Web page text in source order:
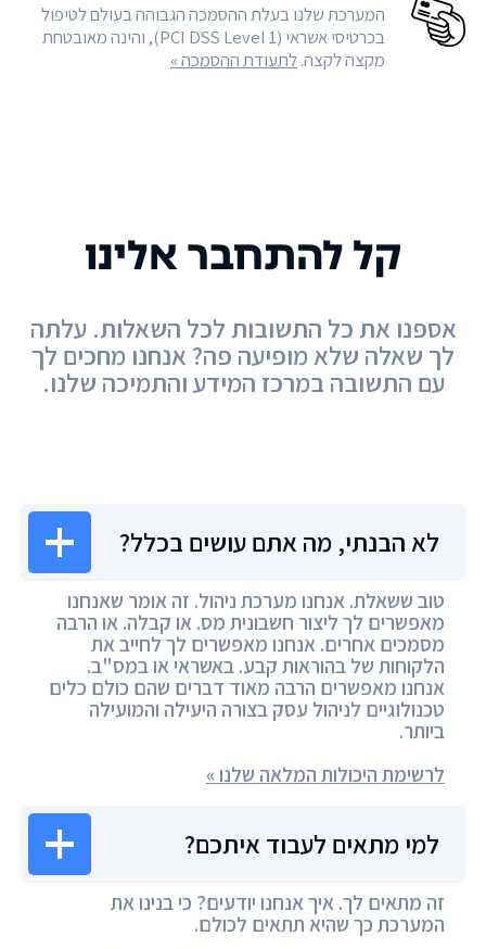
המערכת שלנו בעלת ההסמכה הגבוהה בעולם לטיפול
בכרטיסי אשראי (PCI DSS Level 1), והינה מאובטחת
מקצה לקצה.לתעודת ההסמכה »
לא הבנתי, מה אתם עושים בכלל?
טוב ששאלת. אנחנו מערכת ניהול. זה אומר שאנחנו
מאפשרים לך ליצור חשבונית מס. או קבלה. או הרבה
מסמכים אחרים. אנחנו מאפשרים לך לחייב את
הלקוחות של בהוראות קבע. באשראי או במס"ב.
אנחנו מאפשרים הרבה מאוד דברים שהם כולם כלים
טכנולוגיים לניהול עסק בצורה היעילה והמועילה
ביותר.
לרשימת היכולות המלאה שלנו »
למי מתאים לעבוד איתכם?
זה מתאים לך. איך אנחנו יודעים? כי בנינו את
המערכת כך שהיא תתאים לכולם.
קל להתחבר אלינו
אספנו את כל התשובות לכל השאלות. עלתה
לך שאלה שלא מופיעה פה? אנחנו מחכים לך
עם התשובה במרכז המידע והתמיכה שלנו.